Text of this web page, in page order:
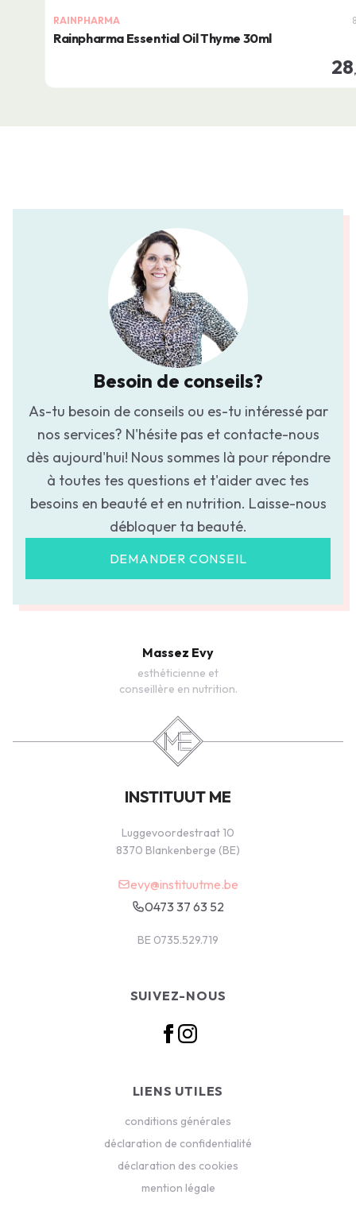
RAINPHARMA
Rainpharma Essential Oil Thyme 30ml
28
Besoin de conseils?
As-tu besoin de conseils ou es-tu intéressé par
nos services? N'hésite pas et contacte-nous
dès aujourd'hui! Nous sommes là pour répondre
à toutes tes questions et t'aider avec tes
besoins en beauté et en nutrition. Laisse-nous
débloquer ta beauté.
DEMANDER CONSEIL
Massez Evy
esthéticienne et
conseillère en nutrition.
INSTITUUT ME
Luggevoordestraat 10
8370 Blankenberge (BE)
evy@instituutme.be
0473 37 63 52
BE 0735.529.719
SUIVEZ-NOUS
LIENS UTILES
conditions générales
déclaration de confidentialité
déclaration des cookies
mention légale